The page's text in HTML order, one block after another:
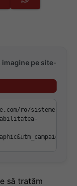
imagine pe site-
să tratăm